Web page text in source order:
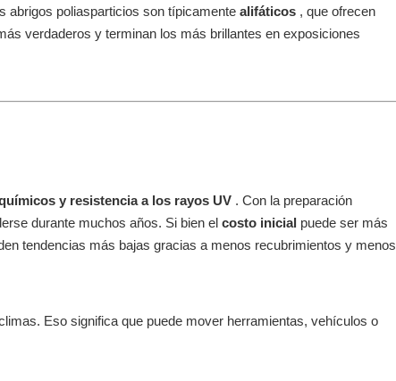
abrigos poliasparticios son típicamente alifáticos , que ofrecen
verdaderos y terminan los más brillantes en exposiciones
y resistencia a los rayos UV . Con la preparación
durante muchos años. Si bien el costo inicial puede ser más
tendencias más bajas gracias a menos recubrimientos y menos
Eso significa que puede mover herramientas, vehículos o